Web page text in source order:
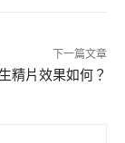
下一篇文章
精片效果如何？